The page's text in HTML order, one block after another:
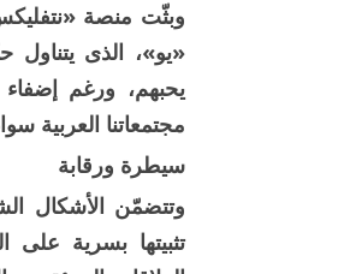
وبثّت منصة
«يو»، الذى
يحبهم، ورغم إضفاء
مجتمعاتنا العربية
سيطرة ورقابة
وتتضمّن الأشكال
تثبيتها بسرية على